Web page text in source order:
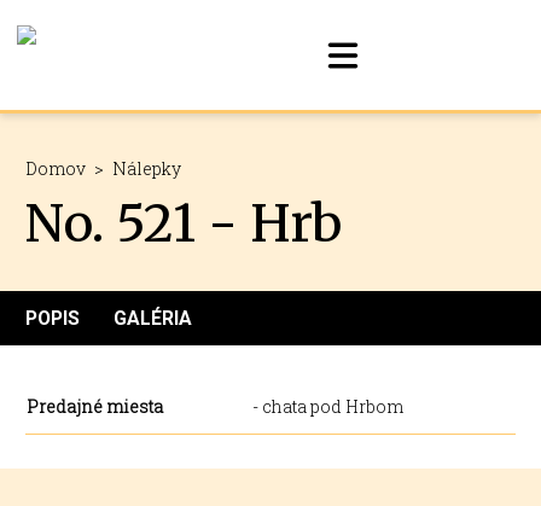
Domov > Nálepky
No. 521 - Hrb
POPIS GALÉRIA
Predajné miesta - chata pod Hrbom